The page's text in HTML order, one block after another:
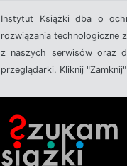
Instytut Książki dba o
rozwiązania technologiczne
z naszych serwisów oraz
przeglądarki. Kliknij